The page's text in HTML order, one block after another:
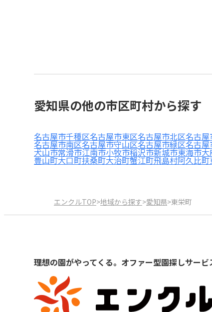
愛知県の他の市区町村から探す
名古屋市千種区名古屋市東区名古屋市北区名古
名古屋市南区名古屋市守山区名古屋市緑区名古屋
犬山市常滑市江南市小牧市稲沢市新城市東海市大
豊山町大口町扶桑町大治町蟹江町飛島村阿久比町
エンクルTOP>地域から探す>愛知県>東栄町
理想の園がやってくる。オファー型園探しサービ